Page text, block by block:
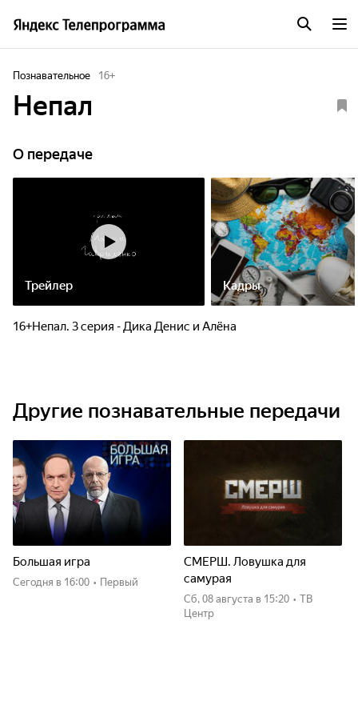
Познавательное 16+
Непал
О передаче
Трейлер Кадры
16+Непал. 3 серия - Дика Денис и Алёна
Другие познавательные передачи
Большая игра
Сегодня в 16:00 • Первый
СМЕРШ. Ловушка для
самурая
сб, 08 августа в 15:20 • ТВ
Центр